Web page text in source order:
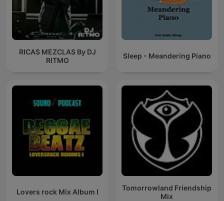
RICAS MEZCLAS By DJ
RITMO
Sleep - Meandering Piano
Lovers rock Mix Album I
Tomorrowland Friendship
Mix